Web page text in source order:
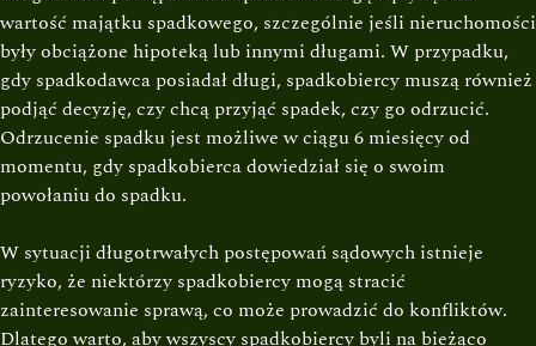
wartość majątku spadkowego, szczególnie jeśli nieruchomości
były obciążone hipoteką lub innymi długami. W przypadku,
gdy spadkodawca posiadał długi, spadkobiercy muszą również
podjąć decyzję, czy chcą przyjąć spadek, czy go odrzucić.
Odrzucenie spadku jest możliwe w ciągu 6 miesięcy od
momentu, gdy spadkobierca dowiedział się o swoim
powołaniu do spadku.
W sytuacji długotrwałych postępowań sądowych istnieje
ryzyko, że niektórzy spadkobiercy mogą stracić
zainteresowanie sprawą, co może prowadzić do konfliktów.
Dlatego warto, aby wszyscy spadkobiercy byli na bieżąco